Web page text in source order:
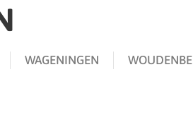
WAGENINGEN